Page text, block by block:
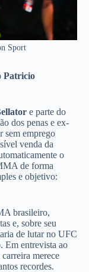
Sport
Patricio
e parte do
dos penas e ex-
sem emprego
venda da
o
de forma
e objetivo:
brasileiro,
e, sobre seu
de lutar no UFC
Em entrevista ao
merece
recordes.